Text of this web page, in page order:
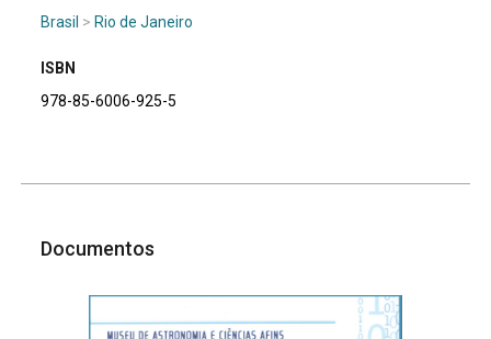
Brasil > Rio de Janeiro
ISBN
978-85-6006-925-5
Documentos